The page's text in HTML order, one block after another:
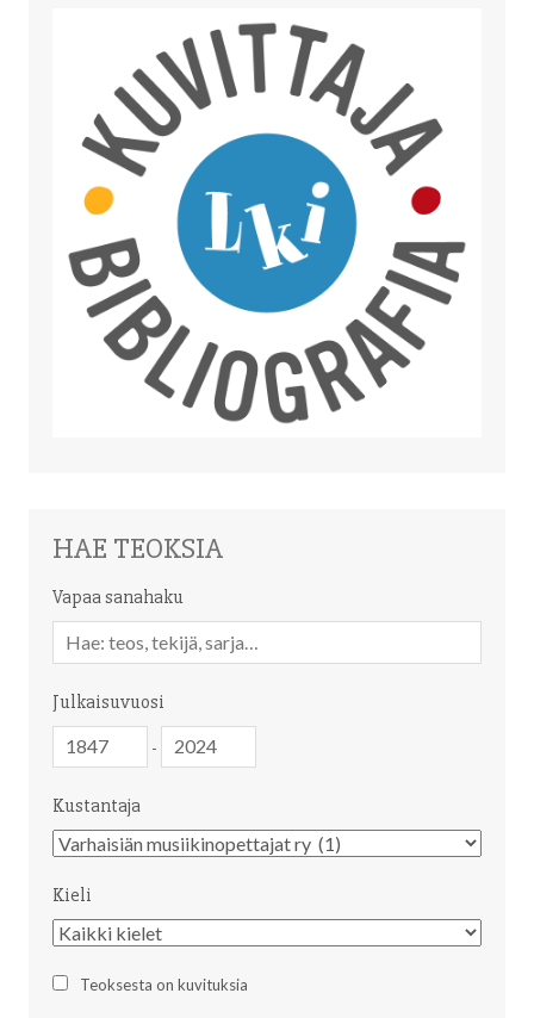
HAE TEOKSIA
Vapaa sanahaku
sanahaku
Julkaisuvuosi
-
Kustantaja
Kustantaja
Kieli
Kieli
Teoksesta on kuvituksia